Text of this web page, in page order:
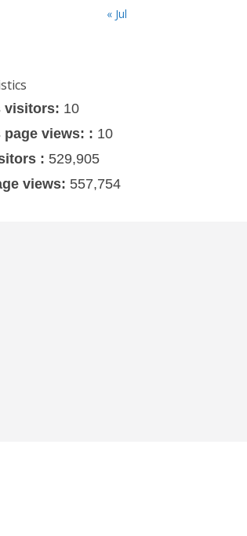
« Jul
visitors: 10
page views: : 10
: 529,905
views: 557,754